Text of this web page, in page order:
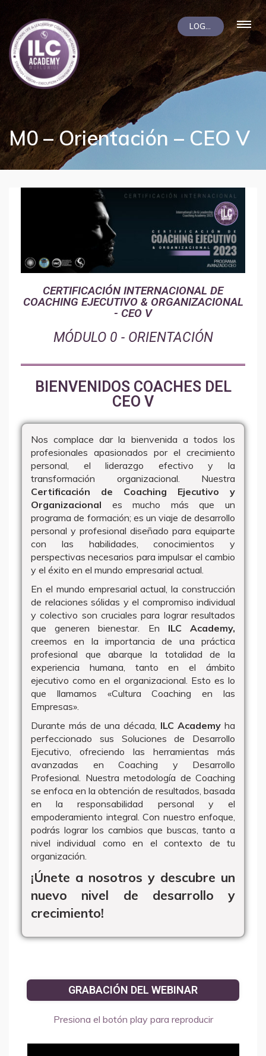
M0 – Orientación – CEO V
CERTIFICACIÓN INTERNACIONAL DE
COACHING EJECUTIVO & ORGANIZACIONAL
- CEO V
MÓDULO 0 - ORIENTACIÓN
BIENVENIDOS COACHES DEL
CEO V
Nos complace dar la bienvenida a todos los
profesionales apasionados por el crecimiento
personal, el liderazgo efectivo y la
transformación organizacional. Nuestra
Certificación de Coaching Ejecutivo y
Organizacional es mucho más que un
programa de formación; es un viaje de desarrollo
personal y profesional diseñado para equiparte
con las habilidades, conocimientos y
perspectivas necesarios para impulsar el cambio
y el éxito en el mundo empresarial actual.
En el mundo empresarial actual, la construcción
de relaciones sólidas y el compromiso individual
y colectivo son cruciales para lograr resultados
que generen bienestar. En ILC Academy,
creemos en la importancia de una práctica
profesional que abarque la totalidad de la
experiencia humana, tanto en el ámbito
ejecutivo como en el organizacional. Esto es lo
que llamamos «Cultura Coaching en las
Empresas».
Durante más de una década, ILC Academy ha
perfeccionado sus Soluciones de Desarrollo
Ejecutivo, ofreciendo las herramientas más
avanzadas en Coaching y Desarrollo
Profesional. Nuestra metodología de Coaching
se enfoca en la obtención de resultados, basada
en la responsabilidad personal y el
empoderamiento integral. Con nuestro enfoque,
podrás lograr los cambios que buscas, tanto a
nivel individual como en el contexto de tu
organización.
¡Únete a nosotros y descubre un
nuevo nivel de desarrollo y
crecimiento!
GRABACIÓN DEL WEBINAR
Presiona el botón play para reproducir